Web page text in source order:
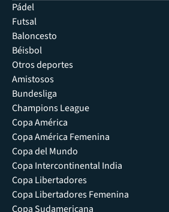
Pádel
Futsal
Baloncesto
Béisbol
Otros deportes
Amistosos
Bundesliga
Champions League
Copa América
Copa América Femenina
Copa del Mundo
Copa Intercontinental India
Copa Libertadores
Copa Libertadores Femenina
Copa Sudamericana